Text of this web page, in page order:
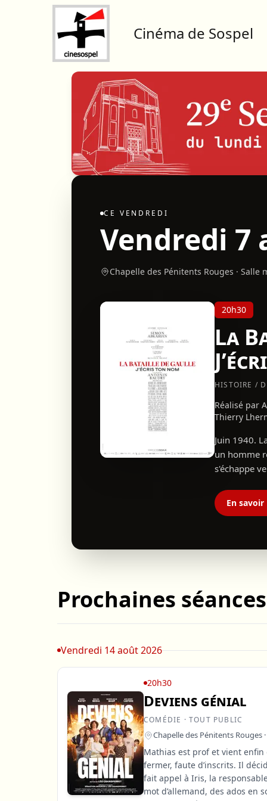
Cinéma de Sospel
CE VENDREDI
Vendredi 7
Chapelle des Pénitents Rouges · Salle
20h30
La
HISTOIRE /
Réalisé par
Thierry
Juin 1940.
un homme
s'échappe
France, sa
convaincre
En savoir
Prochaines séances
Vendredi 14 août 2026
20h30
Deviens génial
COMÉDIE · TOUT PUBLIC
Chapelle des Pénitents Rouges
Mathias est prof et vient enfin
fermer, faute d’inscrits. Il
fait appel à Iris, la
mot d’allemand, des ados